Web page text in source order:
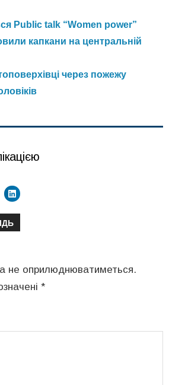
Public talk “Women power”
капкани на центральній
через пожежу
не оприлюднюватиметься.
*